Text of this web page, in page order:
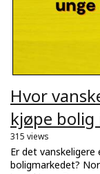
Hvor
kjøpe bolig
315 views
Er det
boligmarkedet?